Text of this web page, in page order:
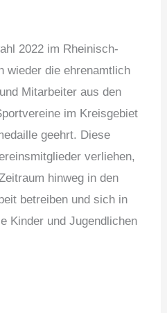
2022 im Rheinisch-
wieder die ehrenamtlich
Mitarbeiter aus den
im Kreisgebiet
geehrt. Diese
verliehen,
hinweg in den
betreiben und sich in
Kinder und Jugendlichen